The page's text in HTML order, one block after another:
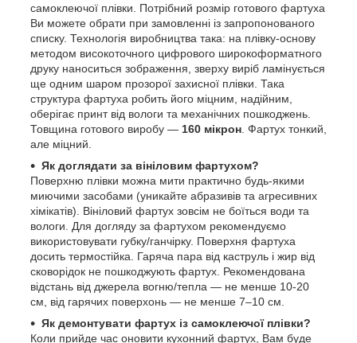
самоклеючої плівки. Потрібний розмір готового фартуха
Ви можете обрати при замовленні із запропонованого
списку. Технологія виробництва така: на плівку-основу
методом високоточного цифрового широкоформатного
друку наноситься зображення, зверху виріб ламінується
ще одним шаром прозорої захисної плівки. Така
структура фартуха робить його міцним, надійним,
оберігає принт від вологи та механічних пошкоджень.
Товщина готового виробу — 160 мікрон . Фартух тонкий,
але міцний.
Як доглядати за вініловим фартухом?
Поверхню плівки можна мити практично будь-якими
миючими засобами (уникайте абразивів та агресивних
хімікатів). Вініловий фартух зовсім не боїться води та
вологи. Для догляду за фартухом рекомендуємо
використовувати губку/ганчірку. Поверхня фартуха
досить термостійка. Гаряча пара від каструль і жир від
сковорідок не пошкоджують фартух. Рекомендована
відстань від джерела вогню/тепла — не менше 10-20
см, від гарячих поверхонь — не менше 7–10 см.
Як демонтувати фартух із самоклеючої плівки?
Коли прийде час оновити кухонний фартух, Вам буде